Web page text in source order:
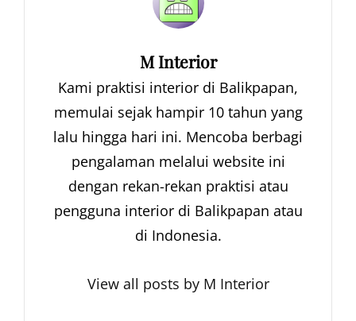
Author:
M Interior
Kami praktisi interior di Balikpapan,
memulai sejak hampir 10 tahun yang
lalu hingga hari ini. Mencoba berbagi
pengalaman melalui website ini
dengan rekan-rekan praktisi atau
pengguna interior di Balikpapan atau
di Indonesia.
View all posts by M Interior